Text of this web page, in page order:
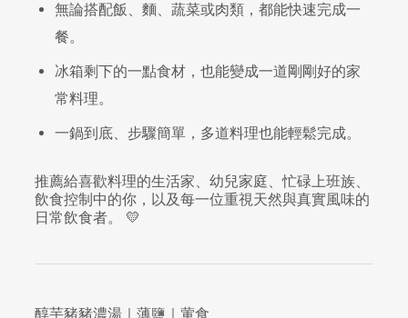
無論搭配飯、麵、蔬菜或肉類，都能快速完成一
餐。
冰箱剩下的一點食材，也能變成一道剛剛好的家
常料理。
一鍋到底、步驟簡單，多道料理也能輕鬆完成。
推薦給喜歡料理的生活家、幼兒家庭、忙碌上班族、
飲食控制中的你，以及每一位重視天然與真實風味的
日常飲食者。 💛
醇芋豬豬濃湯｜薄鹽｜葷食